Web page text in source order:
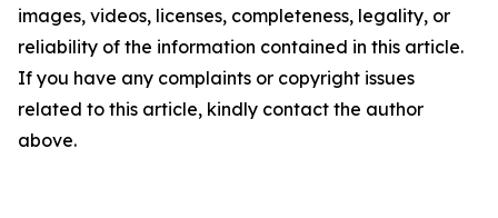
images, videos, licenses, completeness, legality, or
reliability of the information contained in this article.
If you have any complaints or copyright issues
related to this article, kindly contact the author
above.